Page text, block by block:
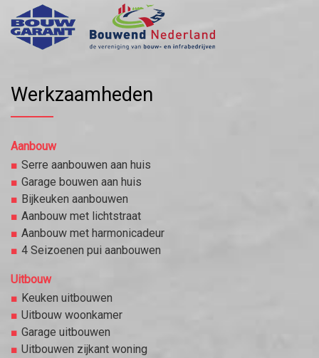
Werkzaamheden
Aanbouw
Serre aanbouwen aan huis
Garage bouwen aan huis
Bijkeuken aanbouwen
Aanbouw met lichtstraat
Aanbouw met harmonicadeur
4 Seizoenen pui aanbouwen
Uitbouw
Keuken uitbouwen
Uitbouw woonkamer
Garage uitbouwen
Uitbouwen zijkant woning